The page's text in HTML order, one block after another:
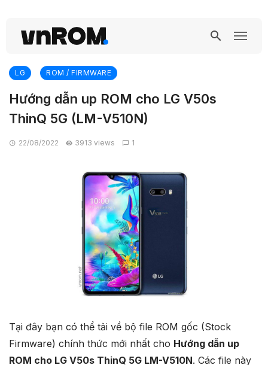
LG ROM / FIRMWARE
Hướng dẫn up ROM cho LG V50s
ThinQ 5G (LM-V510N)
22/08/2022 3913 views 1
Tại đây bạn có thể tải về bộ file ROM gốc (Stock
Firmware) chính thức mới nhất cho Hướng dẫn up
ROM cho LG V50s ThinQ 5G LM-V510N. Các file này